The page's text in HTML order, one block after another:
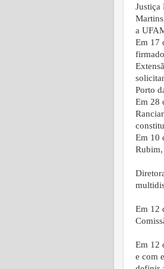
Justiça
a
Em 17
Porto
Em 28
Em 10
Rubim,
Em 12
Em 12
e com